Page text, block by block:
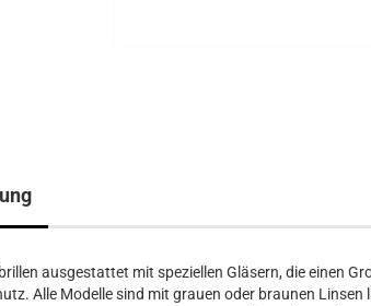
ausgestattet mit speziellen Gläsern, die einen
Alle Modelle sind mit grauen oder braunen